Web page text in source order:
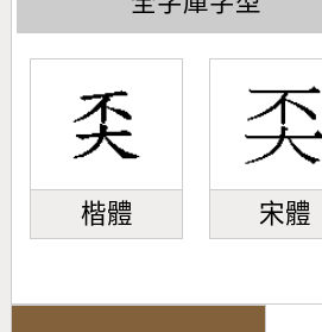
楷體 宋體